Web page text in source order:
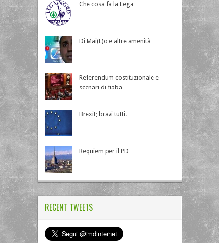
Che cosa fa la Lega
Di Mai(L)o e altre amenità
Referendum costituzionale e
scenari di fiaba
Brexit; bravi tutti.
Requiem per il PD
RECENT TWEETS